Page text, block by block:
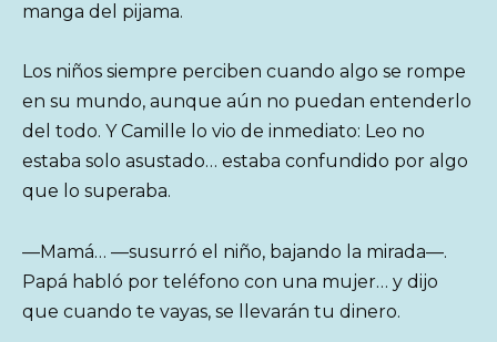
manga del pijama.
Los niños siempre perciben cuando algo se rompe
en su mundo, aunque aún no puedan entenderlo
del todo. Y Camille lo vio de inmediato: Leo no
estaba solo asustado… estaba confundido por algo
que lo superaba.
—Mamá… —susurró el niño, bajando la mirada—.
Papá habló por teléfono con una mujer… y dijo
que cuando te vayas, se llevarán tu dinero.